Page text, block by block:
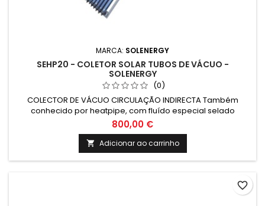
MARCA: SOLENERGY
SEHP20 - COLETOR SOLAR TUBOS DE VÁCUO -
SOLENERGY
(0)
COLECTOR DE VÁCUO CIRCULAÇÃO INDIRECTA Também
conhecido por heatpipe, com fluído especial selado
hermeticamente que evapora, condensa e promove
transferência de calor num processo fechado e cíclico, sem
perdas.
800,00 €
 Adicionar ao carrinho
favorite_border